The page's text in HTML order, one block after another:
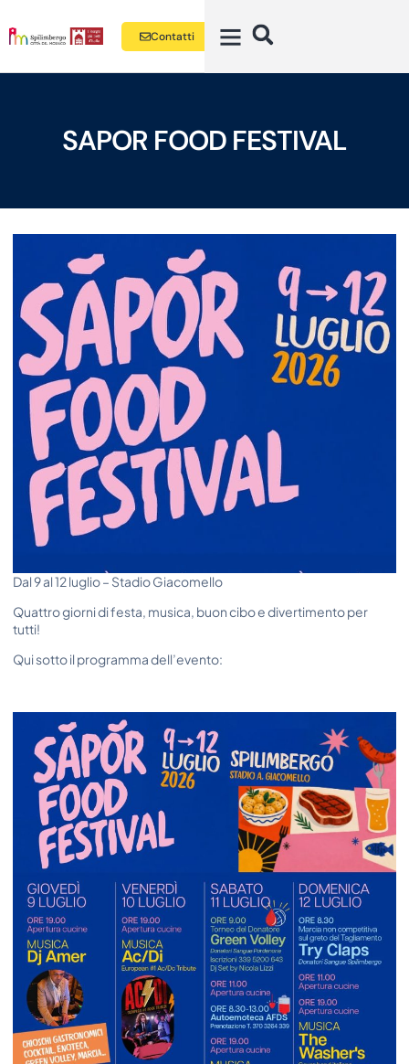
Contatti
SAPOR FOOD FESTIVAL
Dal 9 al 12 luglio – Stadio Giacomello
Quattro giorni di festa, musica, buon cibo e divertimento per
tutti!
Qui sotto il programma dell’evento: